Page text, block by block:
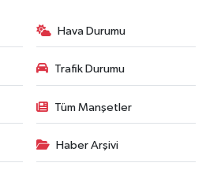
Hava Durumu
Trafik Durumu
Tüm Manşetler
Haber Arşivi